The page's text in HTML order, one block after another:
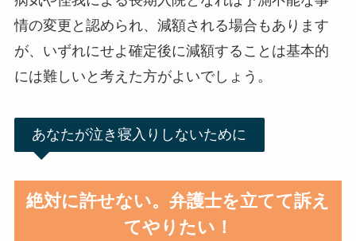
情の変更と認められ、減額される場合もあります
が、いずれにせよ確定後に減額することは基本的
には難しいと考えた方がよいでしょう。
あなたが泣き寝入りしないために
絶対に許せない。弁護士を立てて訴え
てやりたい！